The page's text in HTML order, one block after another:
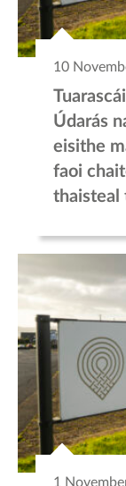
10
Údarás
eisithe
faoi
thaisteal
1